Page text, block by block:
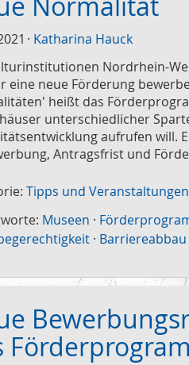
Katharina Hauck
Nordrhein-
eine neue Förderung
heißt das
unterschiedlicher
aufrufen will.
Antragsfrist und
Tipps und Veranstaltungen
Museen ·
· Barriereabbau